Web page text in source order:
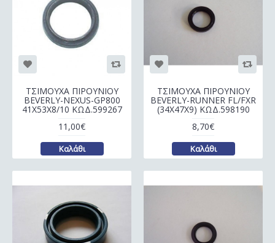
ΤΣΙΜΟΥΧΑ ΠΙΡΟΥΝΙΟΥ
BEVERLY-NEXUS-GP800
41X53X8/10 ΚΩΔ.599267
11,00€
Καλάθι
ΤΣΙΜΟΥΧΑ ΠΙΡΟΥΝΙΟΥ
BEVERLY-RUNNER FL/FXR
(34X47X9) ΚΩΔ.598190
8,70€
Καλάθι